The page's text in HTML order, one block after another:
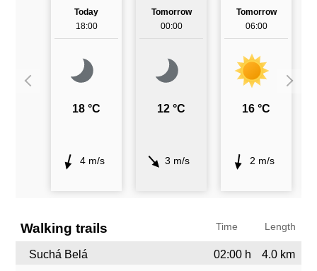
Today
18:00
18 °C
4 m/s
Tomorrow
00:00
12 °C
3 m/s
Tomorrow
06:00
16 °C
2 m/s
Walking trails Time Length
Suchá Belá 02:00 h
4.0 km